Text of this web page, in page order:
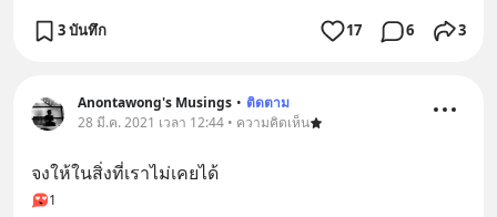
3 บันทึก 17 6 3
Anontawong's Musings • ติดตาม
28 มี.ค. 2021 เวลา 12:44 • ความคิดเห็น
จงให้ในสิ่งที่เราไม่เคยได้
1